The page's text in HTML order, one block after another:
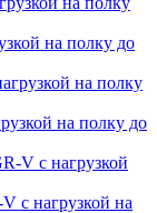
на полку до
на полку до
с нагрузкой на